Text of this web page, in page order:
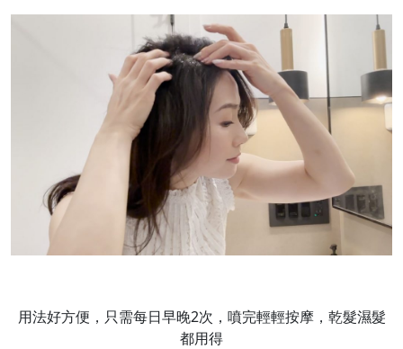
用法好方便，只需每日早晚2次，噴完輕輕按摩，乾髮濕髮
都用得